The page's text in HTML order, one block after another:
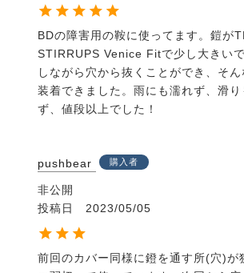
BDの障害用の鞍に使ってます。鎧が
STIRRUPS Venice Fitで少し大きい
しながら穴から抜くことができ、そ
装着できました。雨にも濡れず、滑り
ず、値段以上でした！
pushbear 購入者
非公開
投稿日
2023/05/05
前回のカバー同様に鐙を通す所(穴)が